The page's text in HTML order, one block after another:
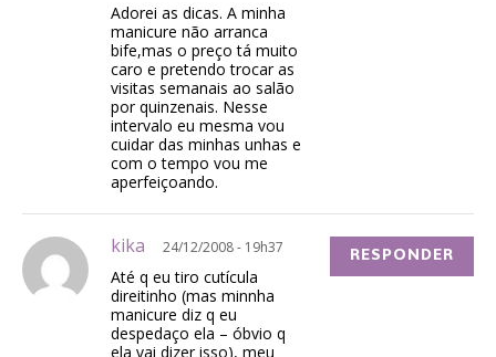
Adorei as dicas. A minha
manicure não arranca
bife,mas o preço tá muito
caro e pretendo trocar as
visitas semanais ao salão
por quinzenais. Nesse
intervalo eu mesma vou
cuidar das minhas unhas e
com o tempo vou me
aperfeiçoando.
kika 24/12/2008 - 19h37
Até q eu tiro cutícula
direitinho (mas minnha
manicure diz q eu
despedaço ela – óbvio q
ela vai dizer isso), meu
RESPONDER